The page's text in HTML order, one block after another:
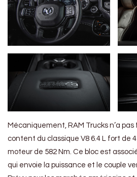
Mécaniquement, RAM Trucks n’a
content du classique V8 6.4 L fort de
moteur de 582 Nm. Ce bloc est
qui envoie la puissance et le couple